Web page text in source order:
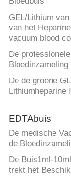
GEL/Lithium
van het
vacuum blood
De
De de groene
Lithiumheparine
EDTAbuis
De medische
de
De Buis1ml-
trekt het